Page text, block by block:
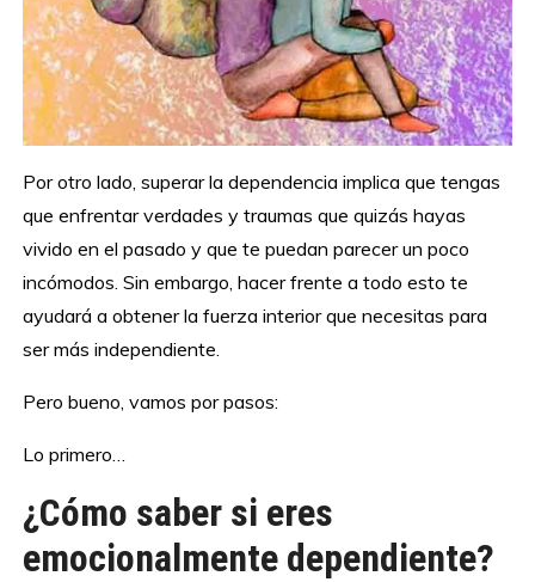
Por otro lado, superar la dependencia implica que tengas
que enfrentar verdades y traumas que quizás hayas
vivido en el pasado y que te puedan parecer un poco
incómodos. Sin embargo, hacer frente a todo esto te
ayudará a obtener la fuerza interior que necesitas para
ser más independiente.
Pero bueno, vamos por pasos:
Lo primero…
¿Cómo saber si eres
emocionalmente dependiente?